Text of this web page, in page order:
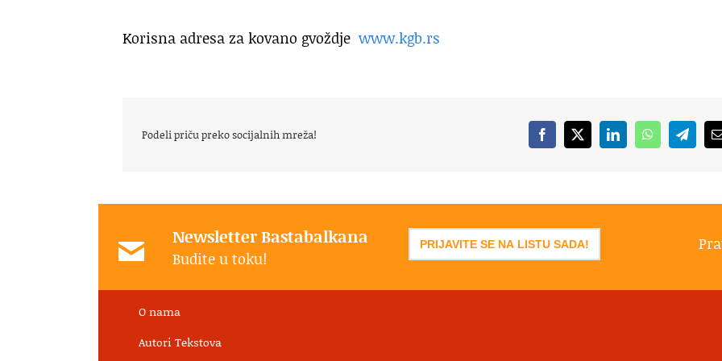
Korisna adresa za kovano gvoždje www.kgb.rs
Podeli priču preko socijalnih mreža! Facebook
X LinkedInWhatsApp
Newsletter Bastabalkana
Budite u toku!
PRIJAVITE SE NA LISTU SADA!
O nama
Autori Tekstova